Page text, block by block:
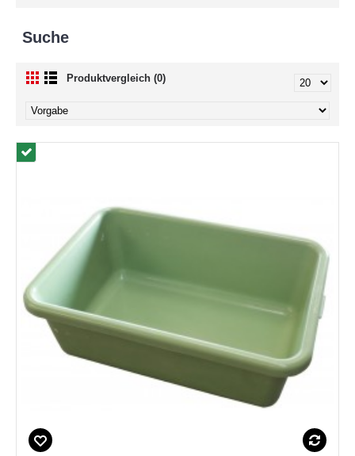
Suche
Produktvergleich (0)